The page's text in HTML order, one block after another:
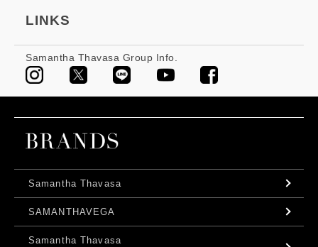
LINKS
Samantha Thavasa Group Info.
Samantha Thavasa
SAMANTHAVEGA
Samantha Thavasa